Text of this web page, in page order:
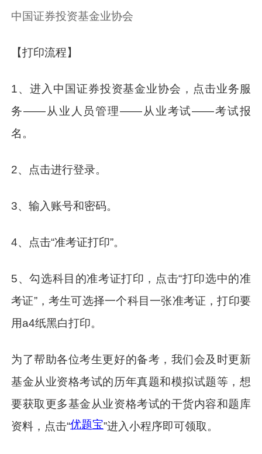
中国证券投资基金业协会
【打印流程】
1、进入中国证券投资基金业协会，点击业务服
务——从业人员管理——从业考试——考试报
名。
2、点击进行登录。
3、输入账号和密码。
4、点击“准考证打印”。
5、勾选科目的准考证打印，点击“打印选中的准
考证”，考生可选择一个科目一张准考证，打印要
用a4纸黑白打印。
为了帮助各位考生更好的备考，我们会及时更新
基金从业资格考试的历年真题和模拟试题等，想
要获取更多基金从业资格考试的干货内容和题库
资料，点击“优题宝”进入小程序即可领取。